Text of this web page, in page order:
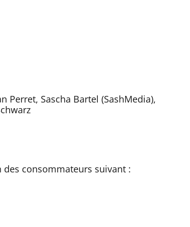
Perret, Sascha Bartel (SashMedia),
consommateurs suivant :